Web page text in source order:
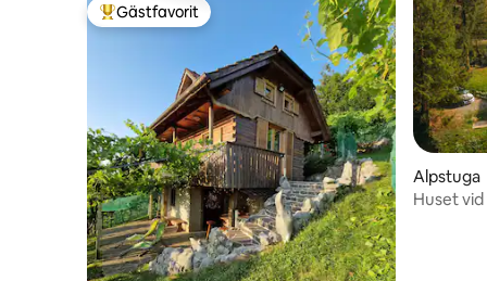
Populär gästfavorit
Gästfavorit
Alpstuga
Huset